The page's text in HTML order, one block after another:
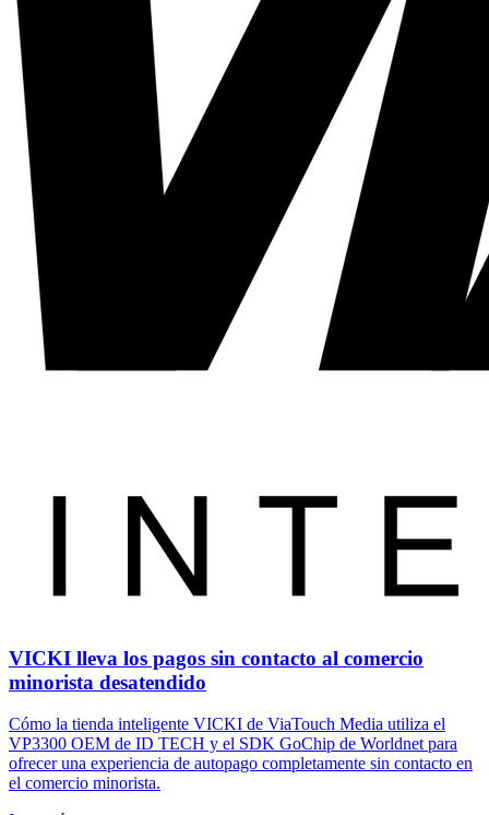
VICKI lleva los pagos sin contacto al comercio
minorista desatendido
Cómo la tienda inteligente VICKI de ViaTouch Media utiliza el
VP3300 OEM de ID TECH y el SDK GoChip de Worldnet para
ofrecer una experiencia de autopago completamente sin contacto en
el comercio minorista.